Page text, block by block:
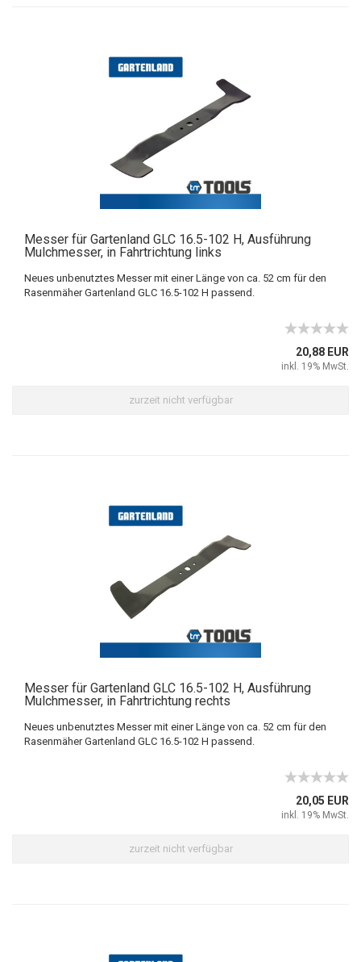
Messer für Gartenland GLC 16.5-102 H, Ausführung
Mulchmesser, in Fahrtrichtung links
Neues unbenutztes Messer mit einer Länge von ca. 52 cm für den
Rasenmäher Gartenland GLC 16.5-102 H passend.
20,88 EUR
inkl. 19% MwSt.
zurzeit nicht verfügbar
Messer für Gartenland GLC 16.5-102 H, Ausführung
Mulchmesser, in Fahrtrichtung rechts
Neues unbenutztes Messer mit einer Länge von ca. 52 cm für den
Rasenmäher Gartenland GLC 16.5-102 H passend.
20,05 EUR
inkl. 19% MwSt.
zurzeit nicht verfügbar